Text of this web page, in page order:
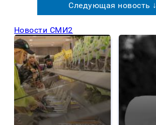
Следующая новость ↓
Новости СМИ2